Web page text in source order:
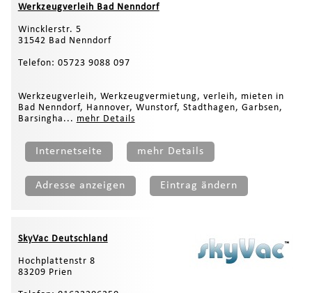
Werkzeugverleih Bad Nenndorf
Wincklerstr. 5
31542 Bad Nenndorf
Telefon: 05723 9088 097
Werkzeugverleih, Werkzeugvermietung, verleih, mieten in
Bad Nenndorf, Hannover, Wunstorf, Stadthagen, Garbsen,
Barsingha... mehr Details
Internetseite mehr Details
Adresse anzeigen Eintrag ändern
SkyVac Deutschland
Hochplattenstr 8
83209 Prien